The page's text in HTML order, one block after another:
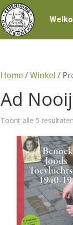
Home /Winkel /
Ad Nooij
Toont alle 5 resultaten